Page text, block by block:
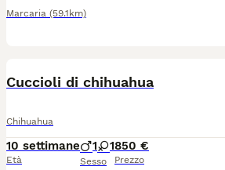
Marcaria (59.1km)
Cuccioli di chihuahua
Chihuahua
10 settimane
Età
1 1
Sesso
850 €
Prezzo